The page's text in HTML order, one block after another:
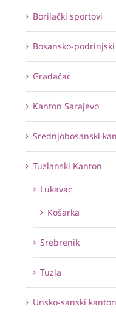
Borilački sportovi
Bosansko-
Gradačac
Kanton Sarajevo
Srednjobosanski
Tuzlanski Kanton
Lukavac
Košarka
Srebrenik
Tuzla
Unsko-sanski kanton